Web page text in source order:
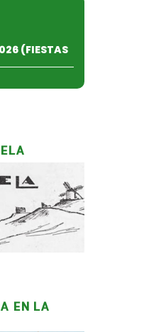
(FIESTAS
EN LA